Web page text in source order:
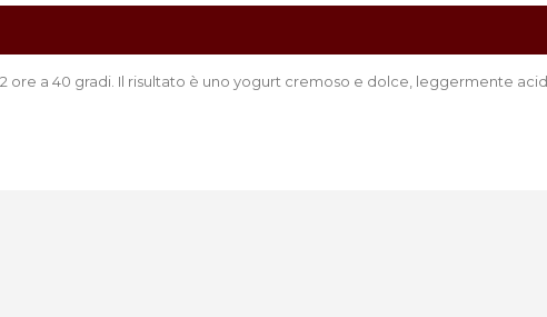
a 40 gradi. Il risultato è uno yogurt cremoso e dolce, leggermente